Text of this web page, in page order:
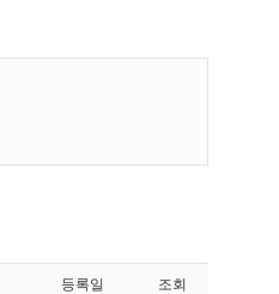
등록일 조회